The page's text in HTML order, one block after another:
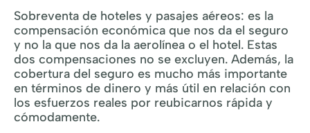
Sobreventa de hoteles y pasajes aéreos: es la
compensación económica que nos da el seguro
y no la que nos da la aerolínea o el hotel. Estas
dos compensaciones no se excluyen. Además, la
cobertura del seguro es mucho más importante
en términos de dinero y más útil en relación con
los esfuerzos reales por reubicarnos rápida y
cómodamente.